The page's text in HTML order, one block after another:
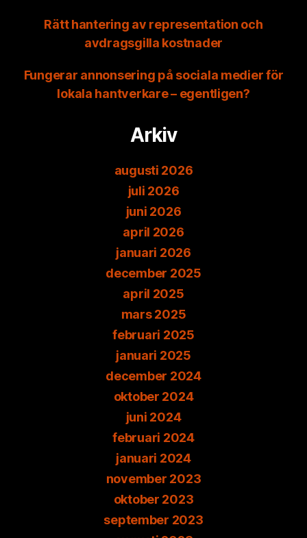
Rätt hantering av representation och
avdragsgilla kostnader
Fungerar annonsering på sociala medier för
lokala hantverkare – egentligen?
Arkiv
augusti 2026
juli 2026
juni 2026
april 2026
januari 2026
december 2025
april 2025
mars 2025
februari 2025
januari 2025
december 2024
oktober 2024
juni 2024
februari 2024
januari 2024
november 2023
oktober 2023
september 2023